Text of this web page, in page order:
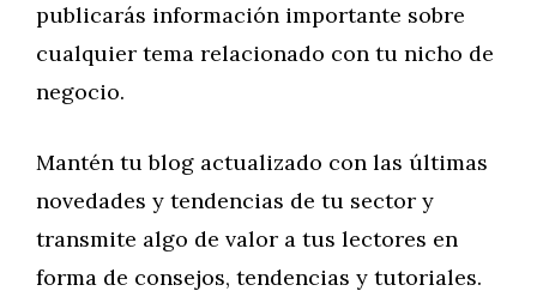
publicarás información importante sobre
cualquier tema relacionado con tu nicho de
negocio.
Mantén tu blog actualizado con las últimas
novedades y tendencias de tu sector y
transmite algo de valor a tus lectores en
forma de consejos, tendencias y tutoriales.